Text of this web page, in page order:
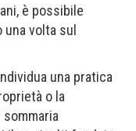
è possibile
volta sul
una pratica
o la